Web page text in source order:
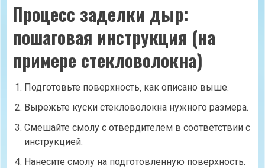
Процесс заделки дыр:
пошаговая инструкция (на
примере стекловолокна)
Подготовьте поверхность‚ как описано выше.
Вырежьте куски стекловолокна нужного размера.
Смешайте смолу с отвердителем в соответствии с
инструкцией.
Нанесите смолу на подготовленную поверхность.